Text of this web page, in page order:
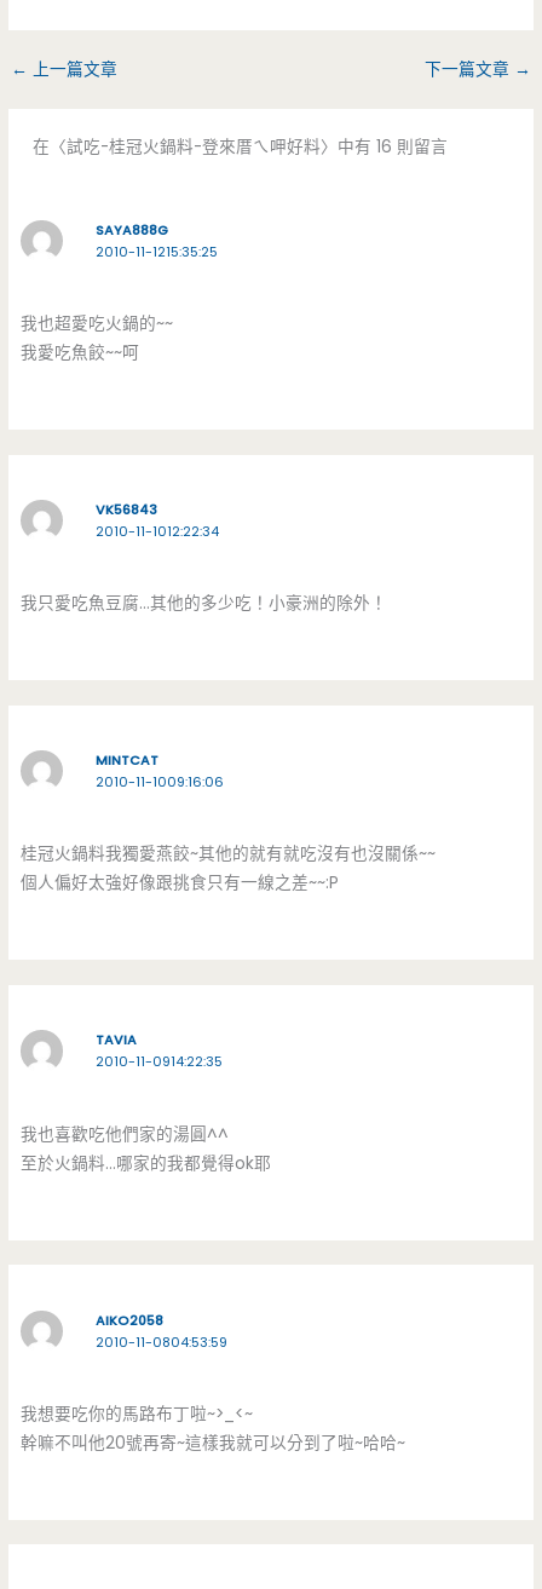
← 上一篇文章 下一篇文章 →
在〈試吃-桂冠火鍋料-登來厝ㄟ呷好料〉中有 16 則留言
SAYA888G
2010-11-1215:35:25
我也超愛吃火鍋的~~
我愛吃魚餃~~呵
VK56843
2010-11-1012:22:34
我只愛吃魚豆腐…其他的多少吃！小豪洲的除外！
MINTCAT
2010-11-1009:16:06
桂冠火鍋料我獨愛燕餃~其他的就有就吃沒有也沒關係~~
個人偏好太強好像跟挑食只有一線之差~~:P
TAVIA
2010-11-0914:22:35
我也喜歡吃他們家的湯圓^^
至於火鍋料…哪家的我都覺得ok耶
AIKO2058
2010-11-0804:53:59
我想要吃你的馬路布丁啦~>_<~
幹嘛不叫他20號再寄~這樣我就可以分到了啦~哈哈~